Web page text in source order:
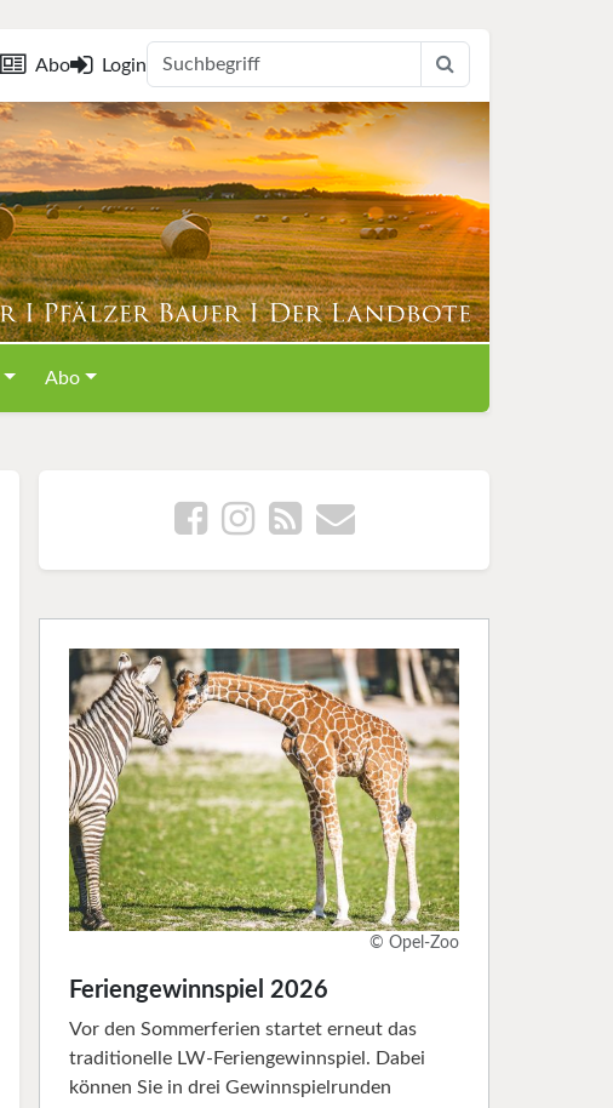
Abo Login
Abo
© Opel-Zoo
Feriengewinnspiel 2026
Vor den Sommerferien startet erneut das
traditionelle LW-Feriengewinnspiel. Dabei
können Sie in drei Gewinnspielrunden